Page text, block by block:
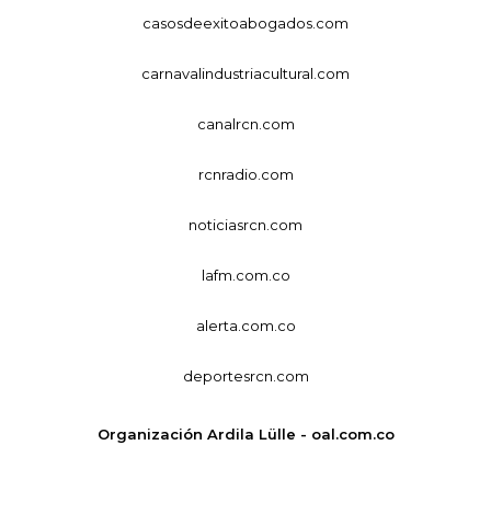
casosdeexitoabogados.com
carnavalindustriacultural.com
canalrcn.com
rcnradio.com
noticiasrcn.com
lafm.com.co
alerta.com.co
deportesrcn.com
Organización Ardila Lülle - oal.com.co